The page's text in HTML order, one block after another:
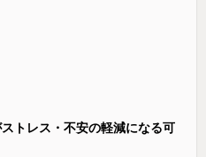
トレス・不安の軽減になる可